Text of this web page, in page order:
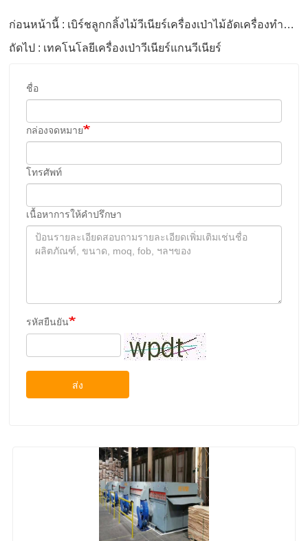
ก่อนหน้านี้ : เบิร์ชลูกกลิ้งไม้วีเนียร์เครื่องเป่าไม้อัดเครื่องทําไม้อัด
ถัดไป : เทคโนโลยีเครื่องเป่าวีเนียร์แกนวีเนียร์
ชื่อ
กล่องจดหมาย
โทรศัพท์
เนื้อหาการให้คําปรึกษา
รหัสยืนยัน
ส่ง